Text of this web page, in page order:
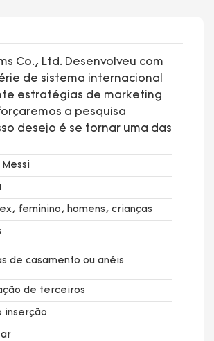
Co., Ltd. Desenvolveu com
de sistema internacional
estratégias de marketing
a pesquisa
desejo é se tornar uma das
Messi
feminino, homens, crianças
de casamento ou anéis
de terceiros
inserção